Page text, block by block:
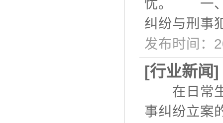
忧。 一、
纠纷与刑事
发布时间：
[行业新闻]
在日常生
事纠纷立案